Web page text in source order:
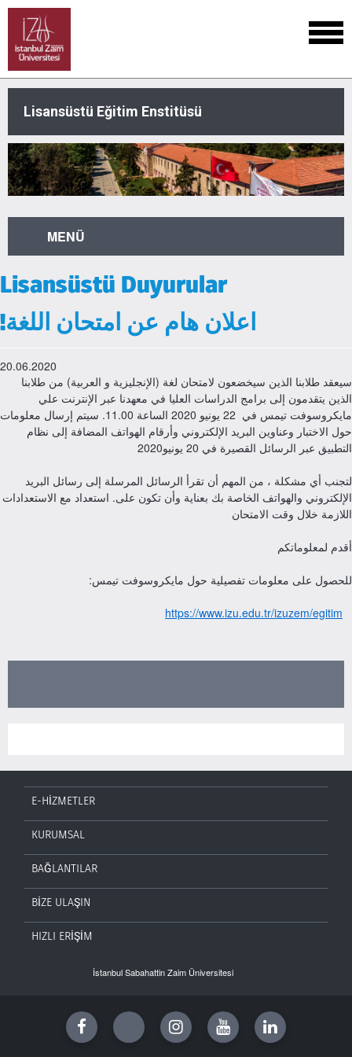
Lisansüstü Eğitim Enstitüsü
MENÜ
Lisansüstü Duyurular
!اعلان هام عن امتحان اللغة
20.06.2020
سيعقد طلابنا الذين سيخضعون لامتحان لغة (الإنجليزية و العربية) من طلابنا
الذين يتقدمون إلى برامج الدراسات العليا في معهدنا عبر الإنترنت علي
مايكروسوفت تيمس في 22 يونيو 2020 الساعة 11.00. سيتم إرسال معلومات
حول الاختبار وعناوين البريد الإلكتروني وأرقام الهواتف المضافة إلى نظام
التطبيق عبر الرسائل القصيرة في 20 يونيو2020
لتجنب أي مشكلة ، من المهم أن تقرأ الرسائل المرسلة إلى رسائل البريد
الإلكتروني والهواتف الخاصة بك بعناية وأن تكون على. استعداد مع الاستعدادات
اللازمة خلال وقت الامتحان
أقدم لمعلوماتكم
:للحصول على معلومات تفصيلية حول مايكروسوفت تيمس
https://www.izu.edu.tr/izuzem/egitim
E-HİZMETLER
KURUMSAL
BAĞLANTILAR
BİZE ULAŞIN
HIZLI ERİŞİM
İstanbul Sabahattin Zaim Üniversitesi